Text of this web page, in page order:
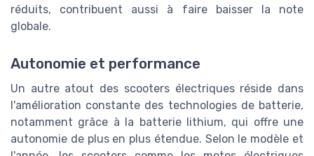
réduits, contribuent aussi à faire baisser la note
globale.
Autonomie et performance
Un autre atout des scooters électriques réside dans
l'amélioration constante des technologies de batterie,
notamment grâce à la batterie lithium, qui offre une
autonomie de plus en plus étendue. Selon le modèle et